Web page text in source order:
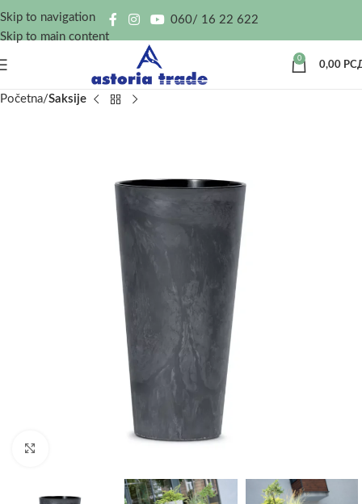
Skip to navigation
Skip to main content
060/ 16 22 622
0
0,00
Početna Saksije